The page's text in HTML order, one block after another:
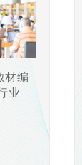
材编
业